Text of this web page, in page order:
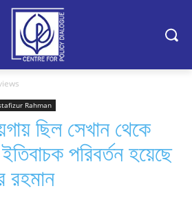
Rahman
ছিল সেখান থেকে
পরিবর্তন হয়েছে
রহমান